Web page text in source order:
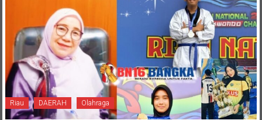
Riau DAERAH Olahraga